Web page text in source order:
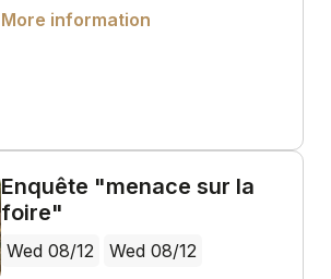
More information
Enquête "menace sur la
foire"
Wed 08/12
Wed 08/12